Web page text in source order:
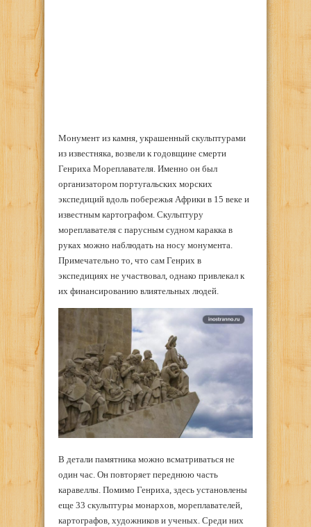
Монумент из камня, украшенный скульптурами
из известняка, возвели к годовщине смерти
Генриха Мореплавателя. Именно он был
организатором португальских морских
экспедиций вдоль побережья Африки в 15 веке и
известным картографом. Скульптуру
мореплавателя с парусным судном каракка в
руках можно наблюдать на носу монумента.
Примечательно то, что сам Генрих в
экспедициях не участвовал, однако привлекал к
их финансированию влиятельных людей.
В детали памятника можно всматриваться не
один час. Он повторяет переднюю часть
каравеллы. Помимо Генриха, здесь установлены
еще 33 скульптуры монархов, мореплавателей,
картографов, художников и ученых. Среди них